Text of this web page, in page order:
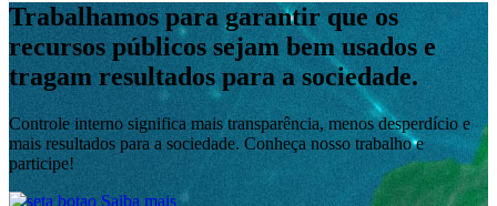
Trabalhamos para garantir que os
recursos públicos sejam bem usados e
tragam resultados para a sociedade.
Controle interno significa mais transparência, menos desperdício e
mais resultados para a sociedade. Conheça nosso trabalho e
participe!
Saiba mais